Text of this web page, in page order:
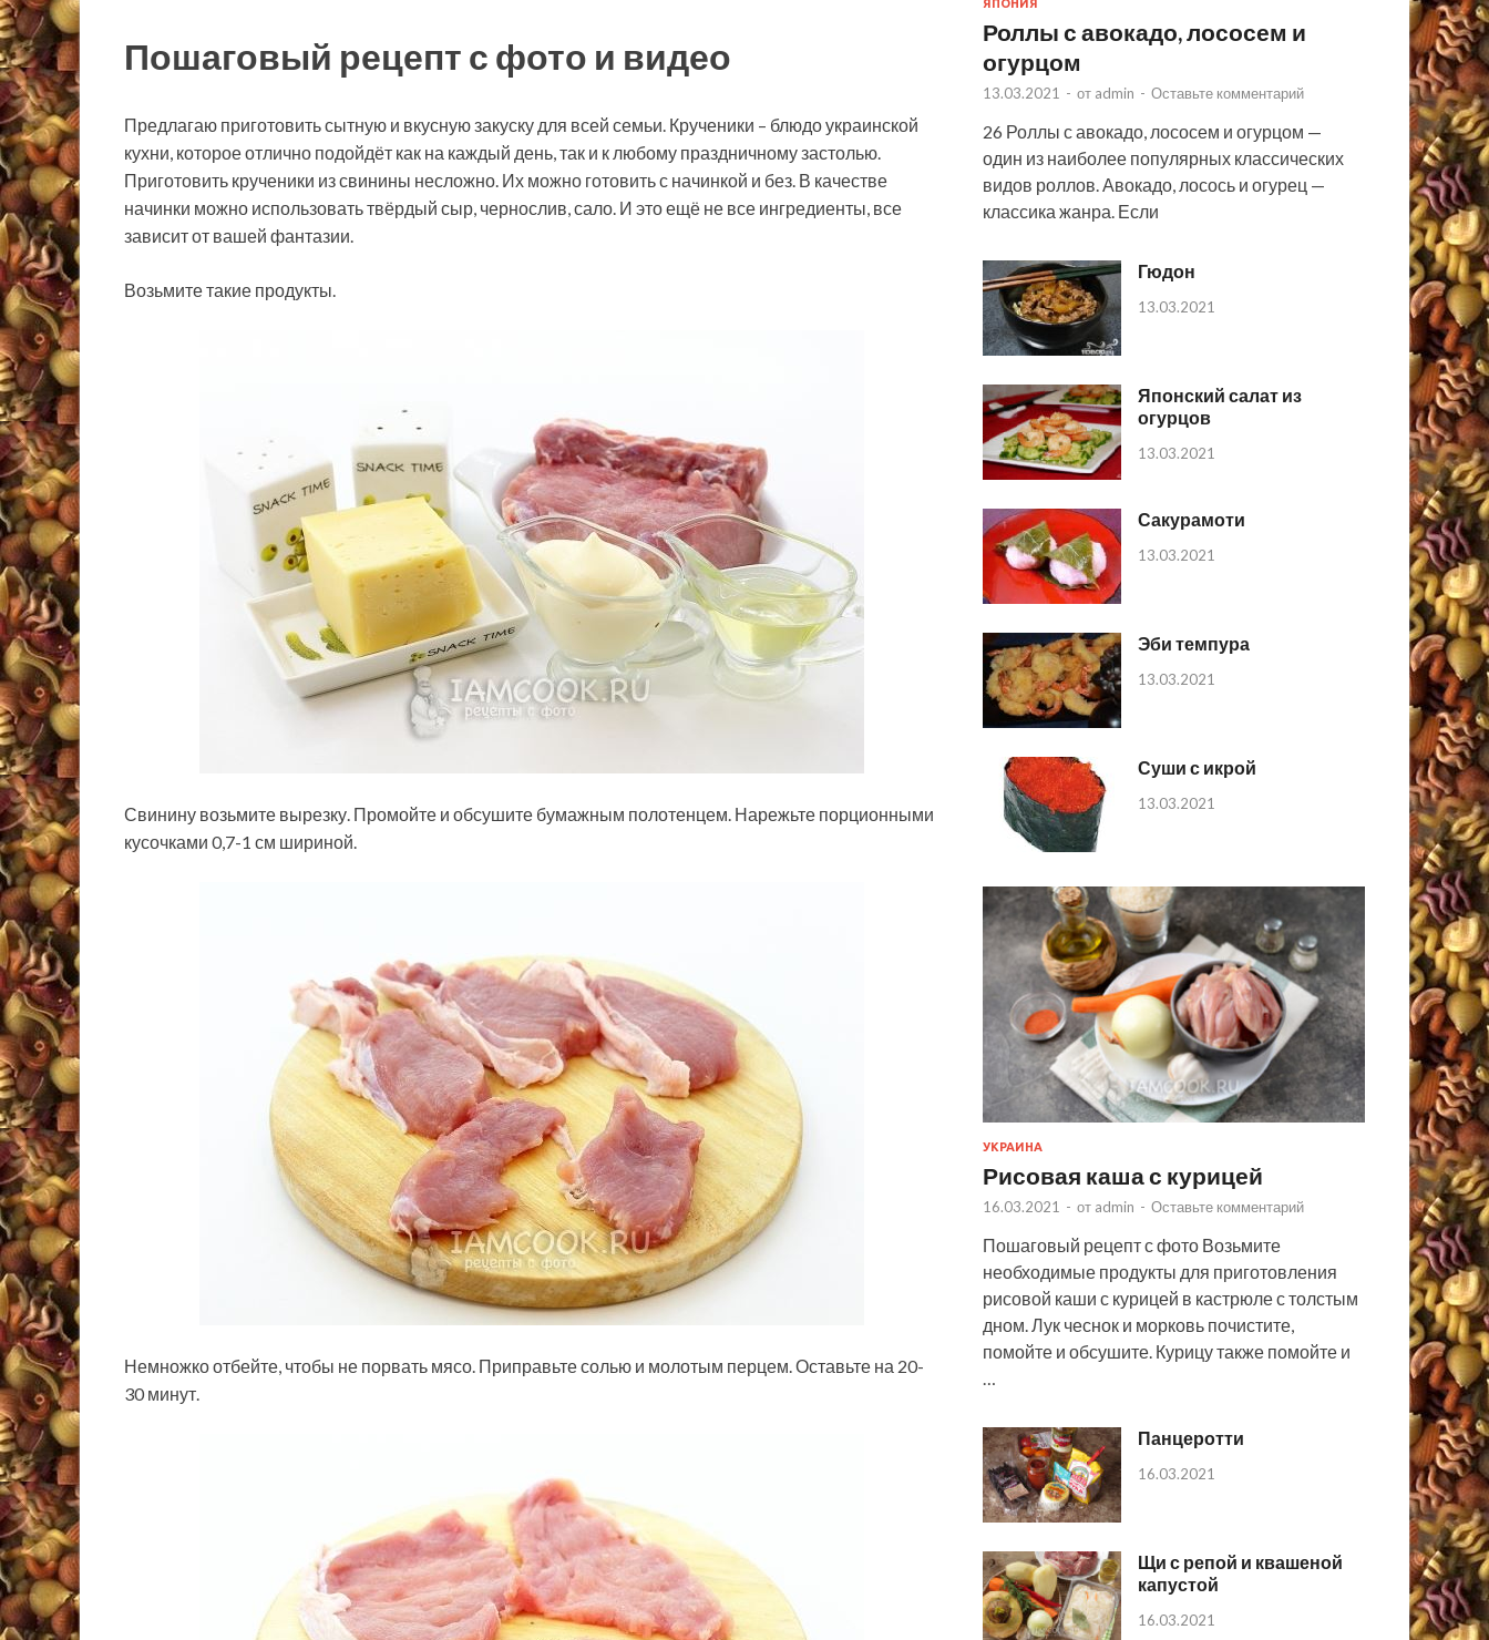
Пошаговый рецепт с фото и видео
Предлагаю приготовить сытную и вкусную закуску для всей семьи. Крученики – блюдо украинской
кухни, которое отлично подойдёт как на каждый день, так и к любому праздничному застолью.
Приготовить крученики из свинины несложно. Их можно готовить с начинкой и без. В качестве
начинки можно использовать твёрдый сыр, чернослив, сало. И это ещё не все ингредиенты, все
зависит от вашей фантазии.
Возьмите такие продукты.
Свинину возьмите вырезку. Промойте и обсушите бумажным полотенцем. Нарежьте порционными
кусочками 0,7-1 см шириной.
Немножко отбейте, чтобы не порвать мясо. Приправьте солью и молотым перцем. Оставьте на 20-
30 минут.
ЯПОНИЯ
Роллы с авокадо, лососем и
огурцом
13.03.2021 - от admin - Оставьте комментарий
26 Роллы с авокадо, лососем и огурцом —
один из наиболее популярных классических
видов роллов. Авокадо, лосось и огурец —
классика жанра. Если
Гюдон
13.03.2021
Японский салат из
огурцов
13.03.2021
Сакурамоти
13.03.2021
Эби темпура
13.03.2021
Суши с икрой
13.03.2021
УКРАИНА
Рисовая каша с курицей
16.03.2021 - от admin - Оставьте комментарий
Пошаговый рецепт с фото Возьмите
необходимые продукты для приготовления
рисовой каши с курицей в кастрюле с толстым
дном. Лук чеснок и морковь почистите,
помойте и обсушите. Курицу также помойте и
…
Панцеротти
16.03.2021
Щи с репой и квашеной
капустой
16.03.2021